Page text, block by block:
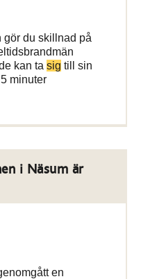
gör du skillnad på
kan ta sig till sin
minuter
i Näsum är
en